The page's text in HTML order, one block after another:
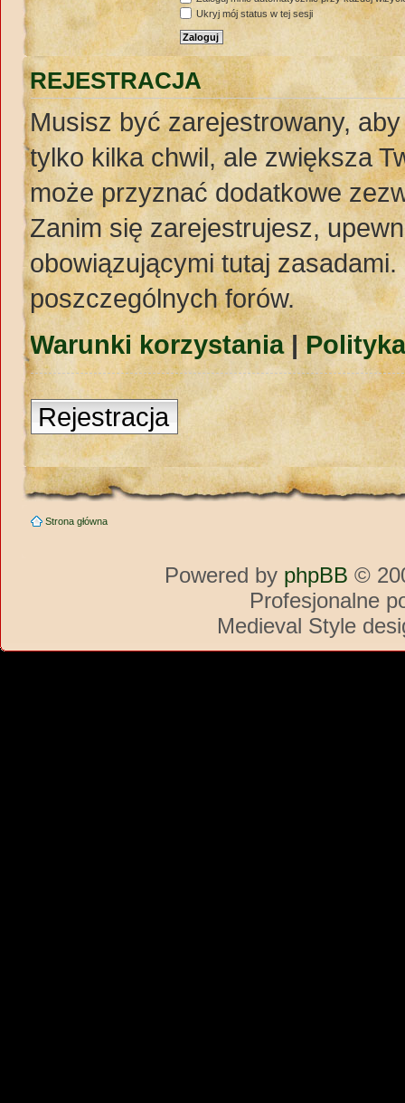
Ukryj mój status w tej sesji
REJESTRACJA
Musisz być zarejestrowany,
tylko kilka chwil, ale zwiększa
może przyznać dodatkowe
Zanim się zarejestrujesz,
obowiązującymi tutaj
poszczególnych forów.
Warunki korzystania|
Rejestracja
Strona główna
Powered by phpBB ©
Profesjonalne
Medieval Style